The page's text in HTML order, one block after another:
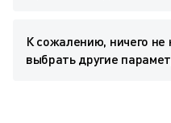
К сожалению, ничего
выбрать другие